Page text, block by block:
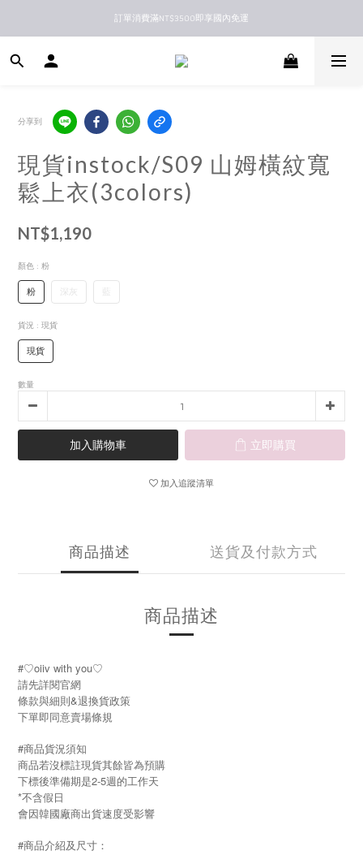
新馬港澳順豐到付配送
訂單消費滿NT$3500即享國內免運
新馬港澳順豐到付配送
分享到
現貨instock/S09 山姆橫紋寬
鬆上衣(3colors)
NT$1,190
顏色 : 粉
粉 深灰
貨況 : 現貨
現貨
數量
加入購物車 立即購買
加入追蹤清單
商品描述 送貨及付款方式
商品描述
#♡oiiv with you♡
請先詳閱官網
條款與細則&退換貨政策
下單即同意賣場條規
#商品貨況須知
商品若沒標註現貨其餘皆為預購
下標後準備期是2-5週的工作天
*不含假日
會因韓國廠商出貨速度受影響
#商品介紹及尺寸：